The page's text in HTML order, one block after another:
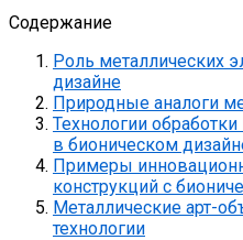
Содержание
Роль металлических
дизайне
Природные аналоги
Технологии
в бионическом
Примеры
конструкций с
Металлические арт-
технологии